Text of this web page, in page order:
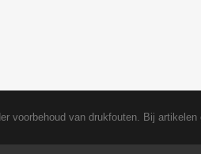
voorbehoud van drukfouten. Bij